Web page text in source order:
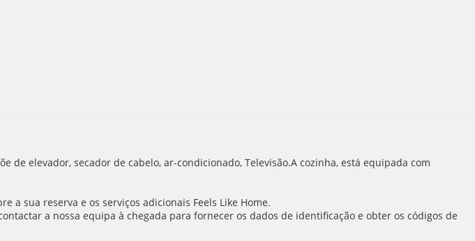
de elevador, secador de cabelo, ar-condicionado, Televisão.A cozinha, está equipada com
a sua reserva e os serviços adicionais Feels Like Home.
a nossa equipa à chegada para fornecer os dados de identificação e obter os códigos de